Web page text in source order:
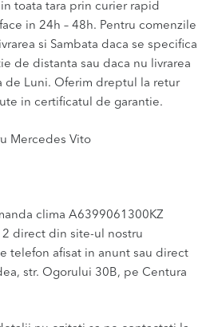
toata tara prin curier rapid
in 24h – 48h. Pentru comenzile
si Sambata daca se specifica
de distanta sau daca nu livrarea
de Luni. Oferim dreptul la retur
in certificatul de garantie.
Mercedes Vito
clima A6399061300KZ
direct din site-ul nostru
telefon afisat in anunt sau direct
str. Ogorului 30B, pe Centura